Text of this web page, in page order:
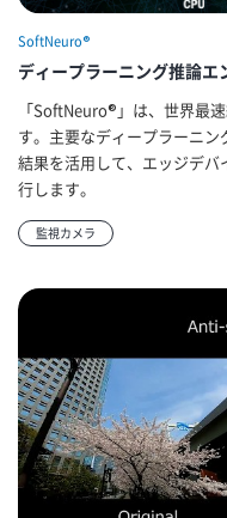
SoftNeuro®
ディープラーニング推論エ
「SoftNeuro®」は、世界最
す。主要なディープラーニ
結果を活用して、エッジデ
行します。
監視カメラ